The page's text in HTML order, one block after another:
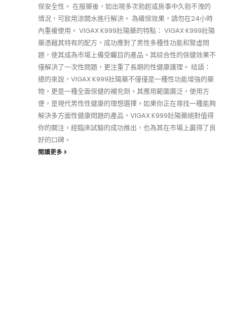
保安全性。 在服藥後，如出現多次勃起或房事中久勃不洩的
情況，可飲用涼開水進行解決。 為確保效果，請勿在24小時
內重複使用。 VIGAX K999壯陽藥的特點： VIGAX K999壯陽
藥憑藉其特有的配方，成功應對了男性多種性功能和腎虛問
題，使其成為市場上備受矚目的產品。其綜合性的保健效果不
僅解決了一次性問題，更注重了長期的性健康護理。 結語：
總的來說，VIGAX K999壯陽藥不僅僅是一種性功能增強的藥
物，更是一種全面保健的補充劑。其應用範圍廣泛，使用方
便，是現代男性性健康的理想選擇。如果你正在尋找一種能夠
解決多方面性健康問題的產品，VIGAX K999壯陽藥絕對值得
你的關注。經臨床試驗的成功推出，也為其在市場上贏得了良
好的口碑。
閱讀更多